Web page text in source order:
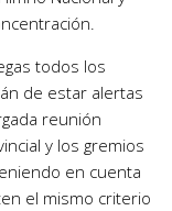
todos los
de estar alertas
reunión
y los gremios
en cuenta
el mismo criterio